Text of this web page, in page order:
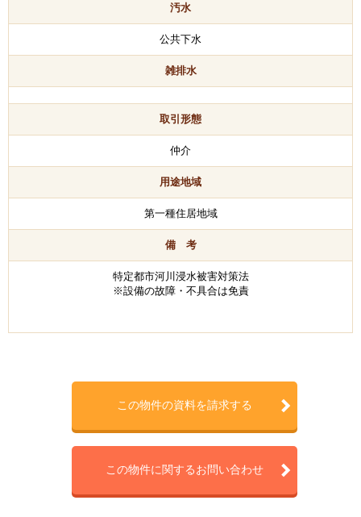
汚水
公共下水
雑排水
取引形態
仲介
用途地域
第一種住居地域
備 考
特定都市河川浸水被害対策法
※設備の故障・不具合は免責
この物件の資料を請求する
この物件に関するお問い合わせ